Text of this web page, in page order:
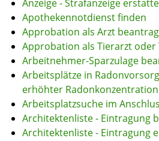
Anzeige - Strafanzeige
Apothekennotdienst finden
Approbation als Arzt
Approbation als Tierarzt
Arbeitnehmer-Sparzulage
Arbeitsplätze in
erhöhter
Arbeitsplatzsuche im
Architektenliste - Eintragung
Architektenliste - Eintragung